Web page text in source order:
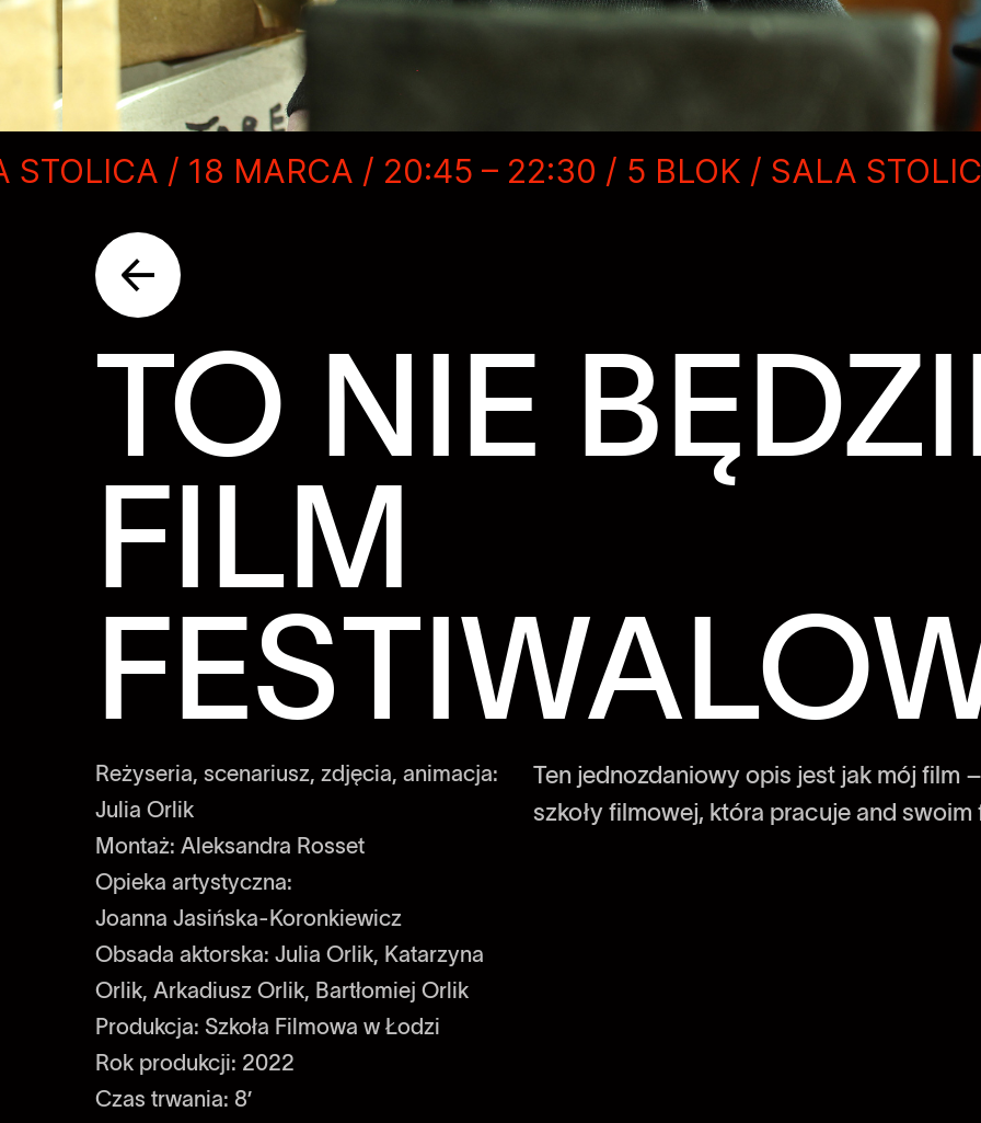
STOLICA / 18 MARCA / 20:45 – 22:30 / 5 BLOK / SALA
TO NIE
FILM
Reżyseria, scenariusz, zdjęcia, animacja:
Julia Orlik
Montaż: Aleksandra Rosset
Opieka artystyczna:
Joanna Jasińska-Koronkiewicz
Obsada aktorska: Julia Orlik, Katarzyna
Orlik, Arkadiusz Orlik, Bartłomiej Orlik
Produkcja: Szkoła Filmowa w Łodzi
Rok produkcji: 2022
Czas trwania: 8’
Ten jednozdaniowy opis jest jak mój film
szkoły filmowej, która pracuje and